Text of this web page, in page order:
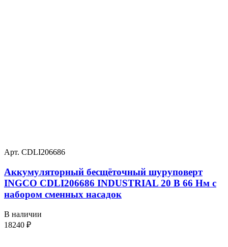
Арт. CDLI206686
Аккумуляторный бесщёточный шуруповерт
INGCO CDLI206686 INDUSTRIAL 20 В 66 Нм с
набором сменных насадок
В наличии
18240 ₽